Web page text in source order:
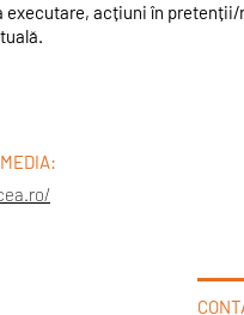
executare, acțiuni în